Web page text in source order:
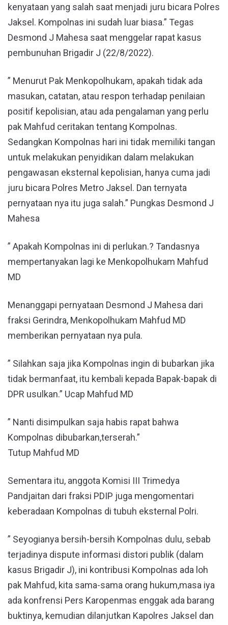
kenyataan yang salah saat menjadi juru bicara Polres
Jaksel. Kompolnas ini sudah luar biasa.” Tegas
Desmond J Mahesa saat menggelar rapat kasus
pembunuhan Brigadir J (22/8/2022).
” Menurut Pak Menkopolhukam, apakah tidak ada
masukan, catatan, atau respon terhadap penilaian
positif kepolisian, atau ada pengalaman yang perlu
pak Mahfud ceritakan tentang Kompolnas.
Sedangkan Kompolnas hari ini tidak memiliki tangan
untuk melakukan penyidikan dalam melakukan
pengawasan eksternal kepolisian, hanya cuma jadi
juru bicara Polres Metro Jaksel. Dan ternyata
pernyataan nya itu juga salah.” Pungkas Desmond J
Mahesa
” Apakah Kompolnas ini di perlukan.? Tandasnya
mempertanyakan lagi ke Menkopolhukam Mahfud
MD
Menanggapi pernyataan Desmond J Mahesa dari
fraksi Gerindra, Menkopolhukam Mahfud MD
memberikan pernyataan nya pula.
” Silahkan saja jika Kompolnas ingin di bubarkan jika
tidak bermanfaat, itu kembali kepada Bapak-bapak di
DPR usulkan.” Ucap Mahfud MD
” Nanti disimpulkan saja habis rapat bahwa
Kompolnas dibubarkan,terserah.”
Tutup Mahfud MD
Sementara itu, anggota Komisi III Trimedya
Pandjaitan dari fraksi PDIP juga mengomentari
keberadaan Kompolnas di tubuh eksternal Polri.
” Seyogianya bersih-bersih Kompolnas dulu, sebab
terjadinya dispute informasi distori publik (dalam
kasus Brigadir J), ini kontribusi Kompolnas ada loh
pak Mahfud, kita sama-sama orang hukum,masa iya
ada konfrensi Pers Karopenmas enggak ada barang
buktinya, kemudian dilanjutkan Kapolres Jaksel dan